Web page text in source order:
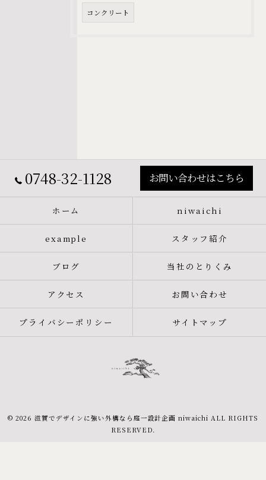
コンクリート
0748-32-1128 お問い合わせはこちら
ホーム niwaichi
example スタッフ紹介
ブログ 当社のとりくみ
アクセス お問い合わせ
プライバシーポリシー サイトマップ
© 2026 滋賀でデザインに強い外構なら庭一設計企画 niwaichi ALL RIGHTS
RESERVED.